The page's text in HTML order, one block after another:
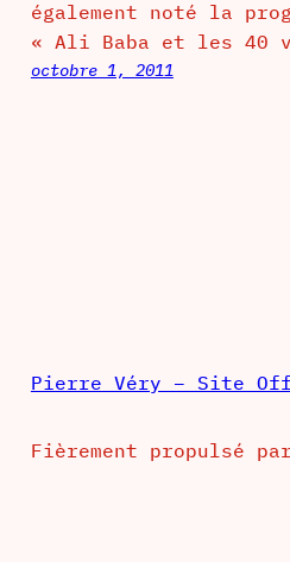
également noté la
« Ali Baba et les 40
octobre 1, 2011
Pierre Véry – Site
Fièrement propulsé